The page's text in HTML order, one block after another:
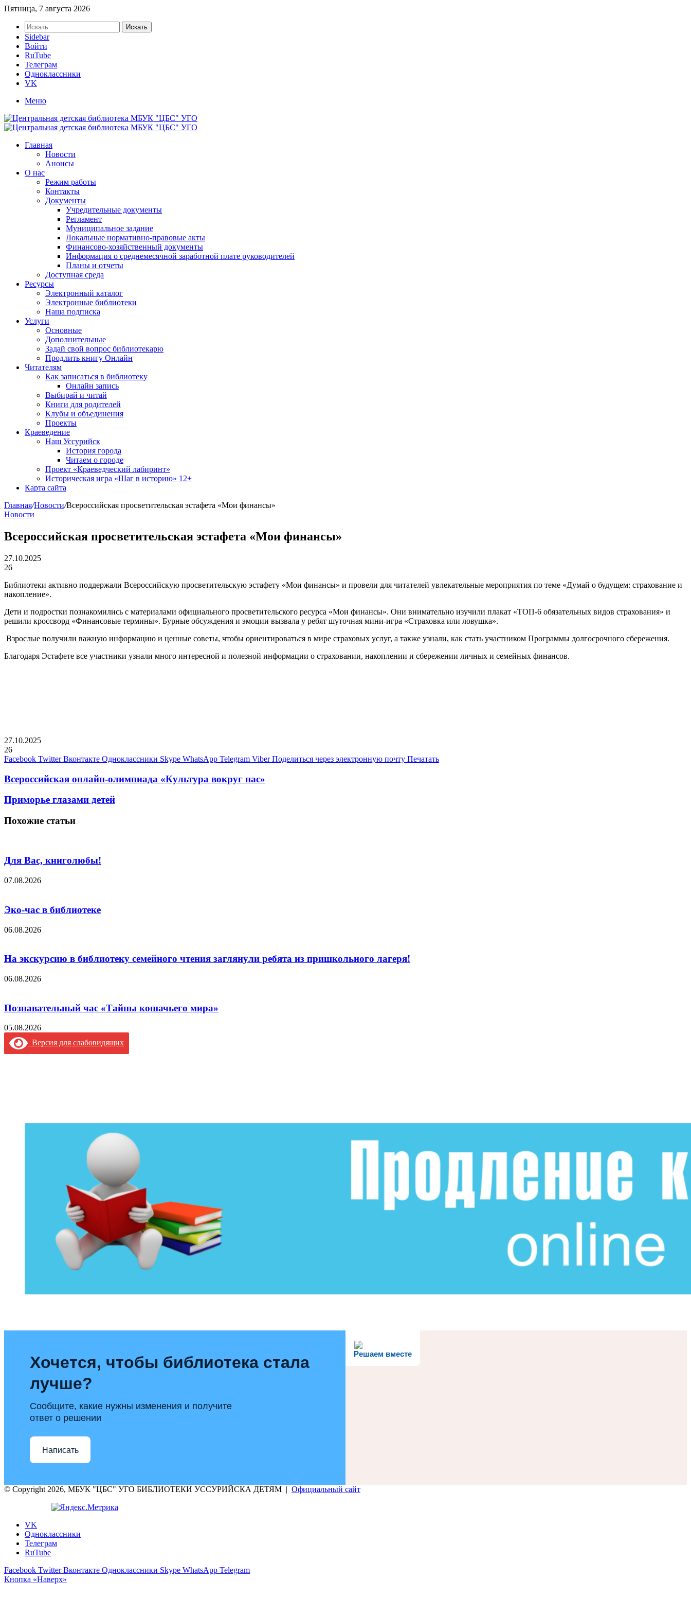
Пятница, 7 августа 2026
Искать
Sidebar
Войти
RuTube
Телеграм
Одноклассники
VK
Меню
Главная
Новости
Анонсы
О нас
Режим работы
Контакты
Документы
Учредительные документы
Регламент
Муниципальное задание
Локальные нормативно-правовые акты
Финансово-хозяйственный документы
Информация о среднемесячной заработной плате руководителей
Планы и отчеты
Доступная среда
Ресурсы
Электронный каталог
Электронные библиотеки
Наша подписка
Услуги
Основные
Дополнительные
Задай свой вопрос библиотекарю
Продлить книгу Онлайн
Читателям
Как записаться в библиотеку
Онлайн запись
Выбирай и читай
Книги для родителей
Клубы и объединения
Проекты
Краеведение
Наш Уссурийск
История города
Читаем о городе
Проект «Краеведческий лабиринт»
Историческая игра «Шаг в историю» 12+
Карта сайта
Главная/Новости/Всероссийская просветительская эстафета «Мои финансы»
Новости
Всероссийская просветительская эстафета «Мои финансы»
27.10.2025
26
Библиотеки активно поддержали Всероссийскую просветительскую эстафету «Мои финансы» и провели для читателей увлекательные мероприятия по теме «Думай о будущем: страхование и
накопление».
Дети и подростки познакомились с материалами официального просветительского ресурса «Мои финансы». Они внимательно изучили плакат «ТОП-6 обязательных видов страхования» и
решили кроссворд «Финансовые термины». Бурные обсуждения и эмоции вызвала у ребят шуточная мини-игра «Страховка или ловушка».
Взрослые получили важную информацию и ценные советы, чтобы ориентироваться в мире страховых услуг, а также узнали, как стать участником Программы долгосрочного сбережения.
Благодаря Эстафете все участники узнали много интересной и полезной информации о страховании, накоплении и сбережении личных и семейных финансов.
27.10.2025
26
Facebook Twitter Вконтакте Одноклассники Skype WhatsApp Telegram Viber Поделиться через электронную почту Печатать
Всероссийская онлайн-олимпиада «Культура вокруг нас»
Приморье глазами детей
Похожие статьи
Для Вас, книголюбы!
07.08.2026
Эко-час в библиотеке
06.08.2026
На экскурсию в библиотеку семейного чтения заглянули ребята из пришкольного лагеря!
06.08.2026
Познавательный час «Тайны кошачьего мира»
05.08.2026
Версия для слабовидящих
Решаем вместе
Хочется, чтобы библиотека стала
лучше?
Сообщите, какие нужны изменения и получите
ответ о решении
Написать
© Copyright 2026, МБУК "ЦБС" УГО БИБЛИОТЕКИ УССУРИЙСКА ДЕТЯМ | Официальный сайт
VK
Одноклассники
Телеграм
RuTube
Facebook Twitter Вконтакте Одноклассники Skype WhatsApp Telegram
Кнопка «Наверх»